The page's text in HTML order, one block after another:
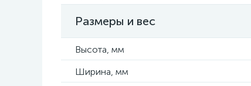
Размеры и вес
Высота, мм
Ширина, мм